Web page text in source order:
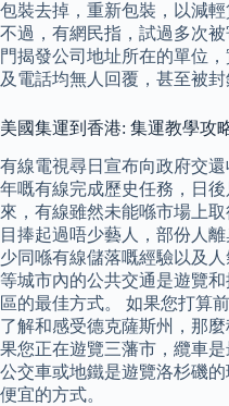
包裝去掉，重新包裝，以減輕
不過，有網民指，試過多次
門揭發公司地址所在的單位
及電話均無人回覆，甚至被封
美國集運到香港: 集運教學攻
有線電視尋日宣布向政府交
年嘅有線完成歷史任務，日
來，有線雖然未能喺市場上
目捧起過唔少藝人，部份人
少同喺有線儲落嘅經驗以及
等城市內的公共交通是遊覽
區的最佳方式。 如果您打算
了解和感受德克薩斯州，那
果您正在遊覽三藩市，纜車是
公交車或地鐵是遊覽洛杉磯
便宜的方式。